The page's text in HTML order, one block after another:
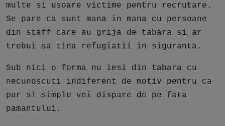
multe si usoare victime pentru recrutare.
Se pare ca sunt mana in mana cu persoane
din staff care au grija de tabara si ar
trebui sa tina refugiatii in siguranta.
Sub nici o forma nu iesi din tabara cu
necunoscuti indiferent de motiv pentru ca
pur si simplu vei dispare de pe fata
pamantului.